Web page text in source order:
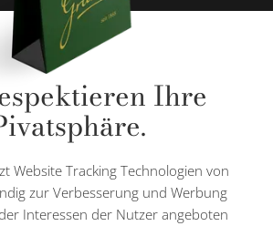
Mehrwertsteuer zzgl.
wenn nicht anders angegeben.
reCAPTCHA geschützt und es gelten die
Ihre
Website Tracking Technologien von
zur Verbesserung und Werbung
Interessen der Nutzer angeboten